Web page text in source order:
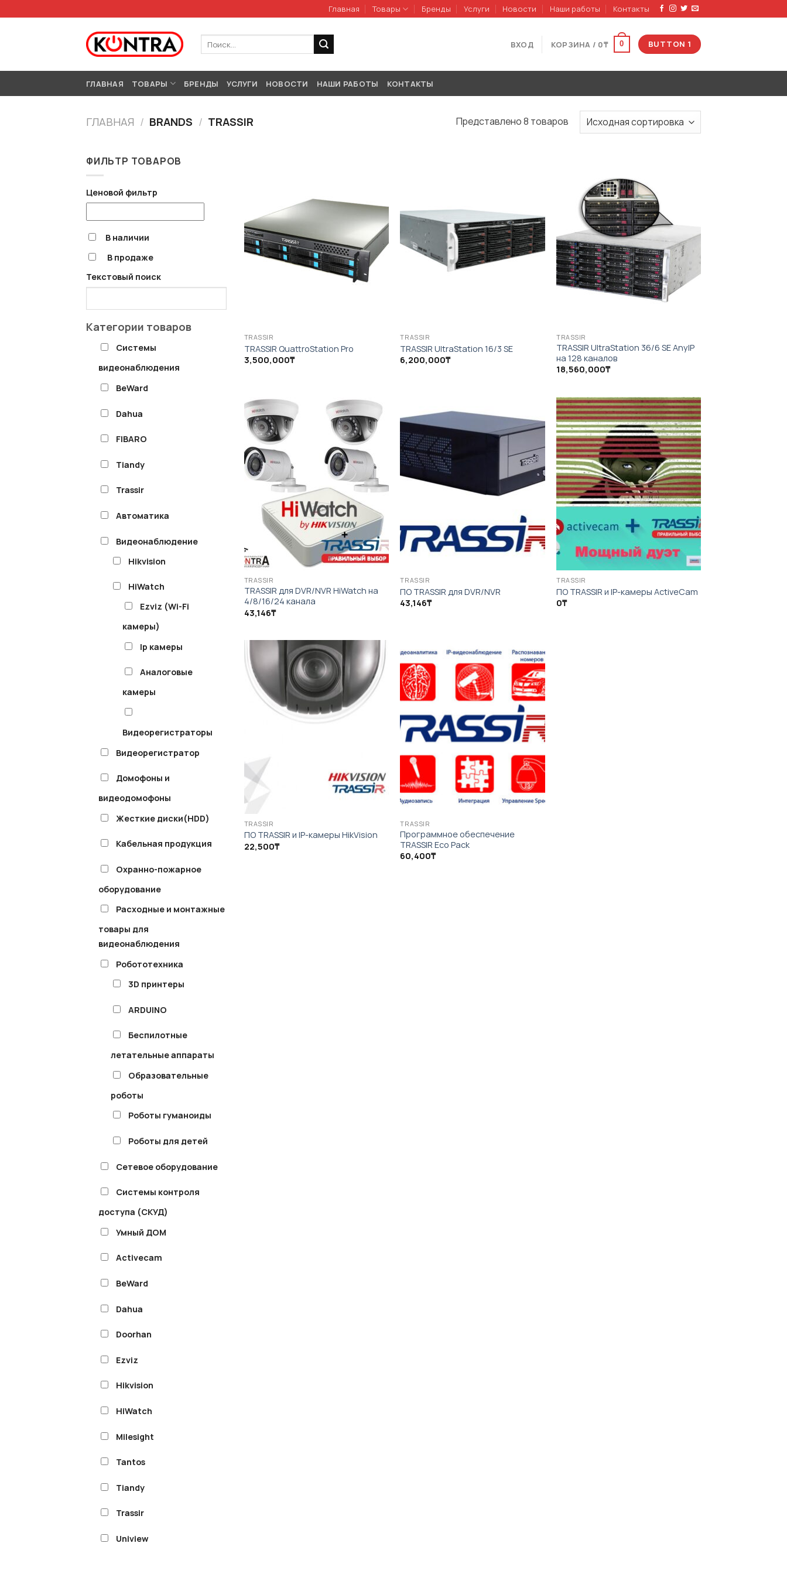
to
Главная Товары Бренды Услуги Новости Наши работы Контакты
ВХОД КОРЗИНА / 0₸ 0 BUTTON 1
ГЛАВНАЯ ТОВАРЫ БРЕНДЫ УСЛУГИ НОВОСТИ НАШИ РАБОТЫ КОНТАКТЫ
ГЛАВНАЯ / BRANDS / TRASSIR Представлено 8 товаров
ФИЛЬТР ТОВАРОВ
Ценовой фильтр
В наличии
В продаже
Текстовый поиск
Категории товаров
Системы
видеонаблюдения
BeWard
Dahua
FIBARO
Tiandy
Trassir
Автоматика
Видеонаблюдение
Hikvision
HiWatch
Ezviz (Wi-Fi
камеры)
Ip камеры
Аналоговые
камеры
Видеорегистраторы
Видеорегистратор
Домофоны и
видеодомофоны
Жесткие диски(HDD)
Кабельная продукция
Охранно-пожарное
оборудование
Расходные и монтажные
товары для
видеонаблюдения
Робототехника
3D принтеры
ARDUINO
Беспилотные
летательные аппараты
Образовательные
роботы
Роботы гуманоиды
Роботы для детей
Сетевое оборудование
Системы контроля
доступа (СКУД)
Умный ДОМ
Activecam
BeWard
Dahua
Doorhan
Ezviz
Hikvision
HiWatch
Milesight
Tantos
Tiandy
Trassir
Uniview
TRASSIR
TRASSIR QuattroStation Pro
3,500,000₸
TRASSIR
TRASSIR UltraStation 16/3 SE
6,200,000₸
TRASSIR
TRASSIR UltraStation 36/6 SE AnyIP
на 128 каналов
18,560,000₸
TRASSIR
TRASSIR для DVR/NVR HiWatch на
4/8/16/24 канала
43,146₸
TRASSIR
ПО TRASSIR для DVR/NVR
43,146₸
TRASSIR
ПО TRASSIR и IP-камеры ActiveCam
0₸
TRASSIR
ПО TRASSIR и IP-камеры HikVision
22,500₸
TRASSIR
Программное обеспечение
TRASSIR Eco Pack
60,400₸